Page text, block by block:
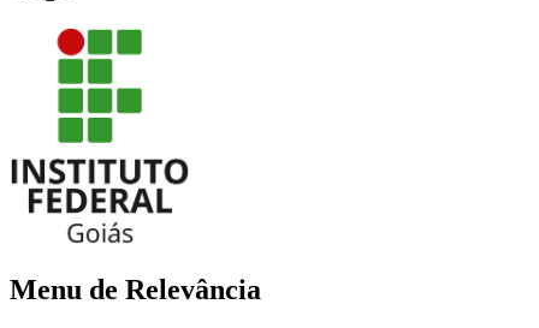
Menu de Relevância